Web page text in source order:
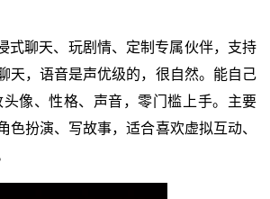
式聊天、玩剧情、定制专属伙伴，支持
天，语音是声优级的，很自然。能自己
像、性格、声音，零门槛上手。主要
色扮演、写故事，适合喜欢虚拟互动、